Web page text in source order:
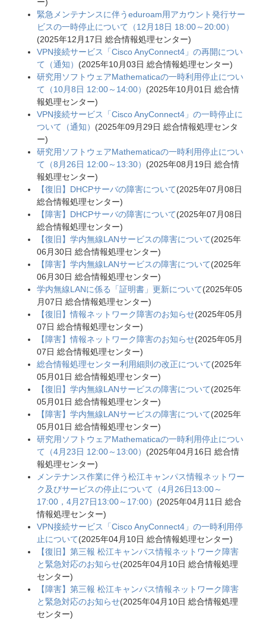
緊急メンテナンスに伴うeduroam用アカウント発行サー
ビスの一時停止について（12月18日 18:00～20:00）
(2025年12月17日 総合情報処理センター)
VPN接続サービス「Cisco AnyConnect4」の再開につい
て（通知） (2025年10月03日 総合情報処理センター)
研究用ソフトウェアMathematicaの一時利用停止につい
て（10月8日 12:00～14:00） (2025年10月01日 総合情
報処理センター)
VPN接続サービス「Cisco AnyConnect4」の一時停止に
ついて（通知） (2025年09月29日 総合情報処理センタ
ー)
研究用ソフトウェアMathematicaの一時利用停止につい
て（8月26日 12:00～13:30） (2025年08月19日 総合情
報処理センター)
【復旧】DHCPサーバの障害について(2025年07月08日
総合情報処理センター)
【障害】DHCPサーバの障害について(2025年07月08日
総合情報処理センター)
【復旧】学内無線LANサービスの障害について(2025年
06月30日 総合情報処理センター)
【障害】学内無線LANサービスの障害について(2025年
06月30日 総合情報処理センター)
学内無線LANに係る「証明書」更新について(2025年05
月07日 総合情報処理センター)
【復旧】情報ネットワーク障害のお知らせ(2025年05月
07日 総合情報処理センター)
【障害】情報ネットワーク障害のお知らせ(2025年05月
07日 総合情報処理センター)
総合情報処理センター利用細則の改正について(2025年
05月01日 総合情報処理センター)
【復旧】学内無線LANサービスの障害について(2025年
05月01日 総合情報処理センター)
【障害】学内無線LANサービスの障害について(2025年
05月01日 総合情報処理センター)
研究用ソフトウェアMathematicaの一時利用停止につい
て（4月23日 12:00～13:00） (2025年04月16日 総合情
報処理センター)
メンテナンス作業に伴う松江キャンパス情報ネットワー
ク及びサービスの停止について（4月26日13:00～
17:00，4月27日13:00～17:00） (2025年04月11日 総合
情報処理センター)
VPN接続サービス「Cisco AnyConnect4」の一時利用停
止について(2025年04月10日 総合情報処理センター)
【復旧】第三報 松江キャンパス情報ネットワーク障害
と緊急対応のお知らせ(2025年04月10日 総合情報処理
センター)
【障害】第三報 松江キャンパス情報ネットワーク障害
と緊急対応のお知らせ(2025年04月10日 総合情報処理
センター)